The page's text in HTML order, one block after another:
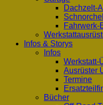
Dachzelt-
Fahrwerk-
Infos & Storys
Infos
Werkstatt-
Ausrüster
Termine
Bücher